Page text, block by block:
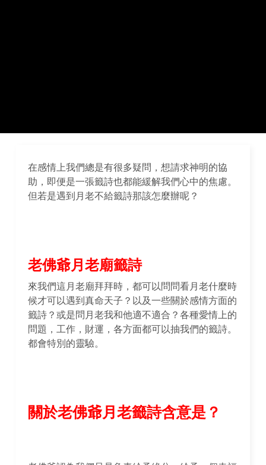
在感情上我們總是有很多疑問，想請求神明的協
助，即便是一張籤詩也都能緩解我們心中的焦慮。
但若是遇到月老不給籤詩那該怎麼辦呢？
老佛爺月老廟籤詩
來我們這月老廟拜拜時，都可以問問看月老什麼時
候才可以遇到真命天子？以及一些關於感情方面的
籤詩？或是問月老我和他適不適合？各種愛情上的
問題，工作，財運，各方面都可以抽我們的籤詩。
都會特別的靈驗。
關於老佛爺月老籤詩含意是？